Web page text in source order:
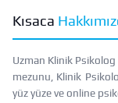
Kısaca
Uzman Klinik
mezunu, Klinik
yüz yüze ve online